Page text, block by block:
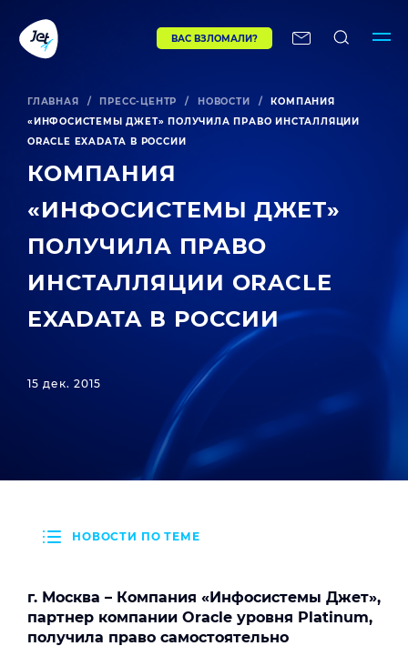
ВАС ВЗЛОМАЛИ?
ГЛАВНАЯ / ПРЕСС-ЦЕНТР / НОВОСТИ /
КОМПАНИЯ
«ИНФОСИСТЕМЫ ДЖЕТ» ПОЛУЧИЛА ПРАВО ИНСТАЛЛЯЦИИ
ORACLE EXADATA В РОССИИ
КОМПАНИЯ
«ИНФОСИСТЕМЫ ДЖЕТ»
ПОЛУЧИЛА ПРАВО
ИНСТАЛЛЯЦИИ ORACLE
EXADATA В РОССИИ
15 дек. 2015
НОВОСТИ ПО ТЕМЕ
г. Москва – Компания «Инфосистемы Джет»,
партнер компании Oracle уровня Platinum,
получила право самостоятельно